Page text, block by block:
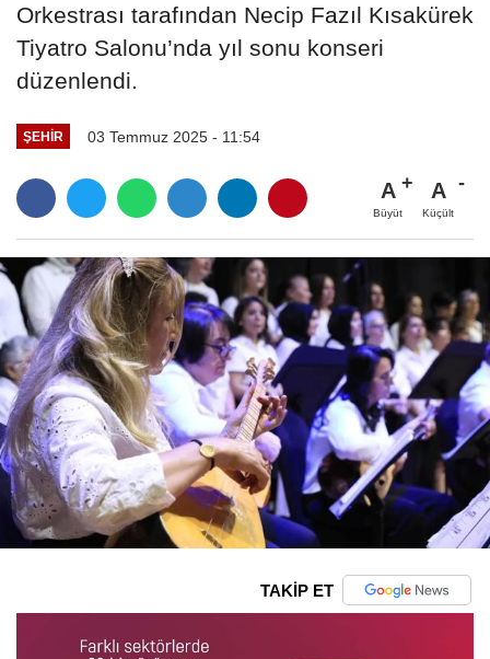
Orkestrası tarafından Necip Fazıl Kısakürek
Tiyatro Salonu’nda yıl sonu konseri
düzenlendi.
ŞEHIR 03 Temmuz 2025 - 11:54
A
Büyüt
A
Küçült
TAKİP ET